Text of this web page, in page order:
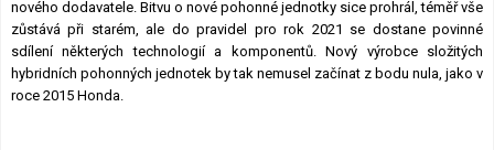
nového dodavatele. Bitvu o nové pohonné jednotky sice prohrál, téměř vše
zůstává při starém, ale do pravidel pro rok 2021 se dostane povinné
sdílení některých technologií a komponentů. Nový výrobce složitých
hybridních pohonných jednotek by tak nemusel začínat z bodu nula, jako v
roce 2015 Honda.